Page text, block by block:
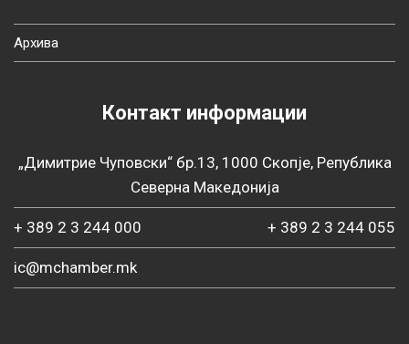
Архива
Контакт информации
„Димитрие Чуповски“ бр.13, 1000 Скопје, Република
Северна Македонија
+ 389 2 3 244 000 + 389 2 3 244 055
ic@mchamber.mk